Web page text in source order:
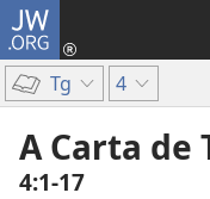
JW.ORG
Tg 4
A Carta de
4:1-17